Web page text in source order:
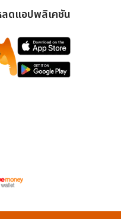
ลดแอปพลิเคชัน